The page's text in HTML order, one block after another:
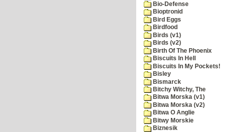
Bio-Defense
Bioptronid
Bird Eggs
Birdfood
Birds (v1)
Birds (v2)
Birth Of The Phoenix
Biscuits In Hell
Biscuits In My Pockets!
Bisley
Bismarck
Bitchy Witchy, The
Bitwa Morska (v1)
Bitwa Morska (v2)
Bitwa O Anglie
Bitwy Morskie
Biznesik